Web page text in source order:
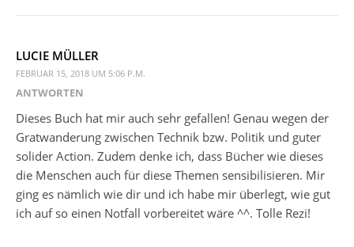
LUCIE MÜLLER
FEBRUAR 15, 2018 UM 5:06 P.M.
ANTWORTEN
Dieses Buch hat mir auch sehr gefallen! Genau wegen der
Gratwanderung zwischen Technik bzw. Politik und guter
solider Action. Zudem denke ich, dass Bücher wie dieses
die Menschen auch für diese Themen sensibilisieren. Mir
ging es nämlich wie dir und ich habe mir überlegt, wie gut
ich auf so einen Notfall vorbereitet wäre ^^. Tolle Rezi!